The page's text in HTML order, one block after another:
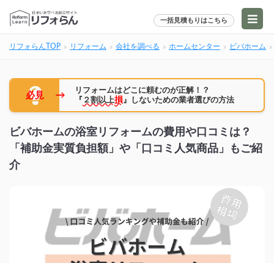
一括見積もりはこちら
リフォらんTOP リフォーム 会社を調べる ホームセンター ビバホーム
必見 →
リフォームはどこに頼むのが正解！？
『 ２割以上損』しないための業者選びの方法
ビバホームの浴室リフォームの費用や口コミは？
「補助金実質負担額」や「口コミ人気商品」もご紹
介